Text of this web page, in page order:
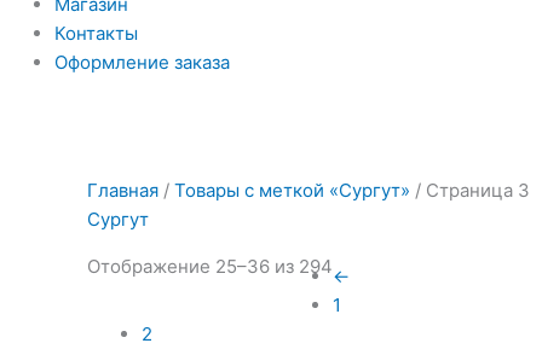
Контакты
Оформление заказа
Главная / Товары с меткой «Сургут» / Страница 3
Сургут
Отображение 25–36 из 294←
1
2